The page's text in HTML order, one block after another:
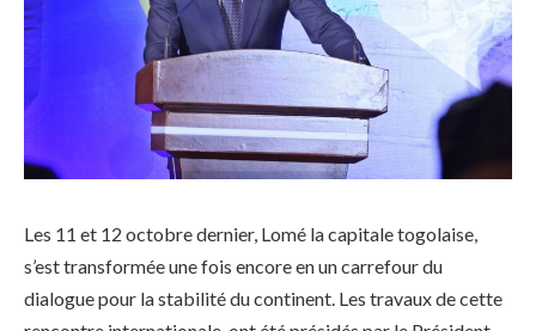
Les 11 et 12 octobre dernier, Lomé la capitale togolaise,
s’est transformée une fois encore en un carrefour du
dialogue pour la stabilité du continent. Les travaux de cette